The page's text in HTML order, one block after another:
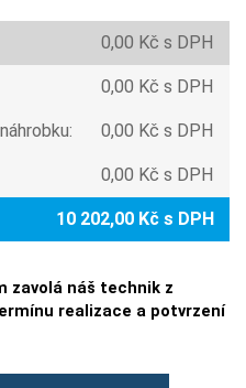
0,00 Kč s DPH
0,00 Kč s DPH
0,00 Kč s DPH
0,00 Kč s DPH
10 202,00 Kč s DPH
zavolá náš technik z
realizace a potvrzení